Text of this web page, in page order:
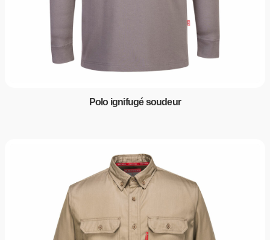
Polo ignifugé soudeur